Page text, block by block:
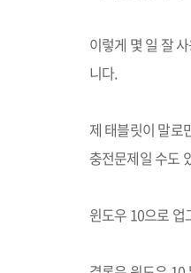
이렇게 몇 일 잘
니다.
제 태블릿이 말로
충전문제일 수도
윈도우 10으로 업